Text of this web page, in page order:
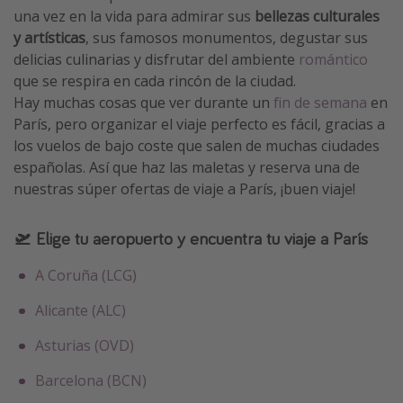
Harry Potter en Londres y otros destinos
Eventos deportivos
una vez en la vida para admirar sus bellezas culturales
y artísticas, sus famosos monumentos, degustar sus
delicias culinarias y disfrutar del ambiente romántico
que se respira en cada rincón de la ciudad.
Hay muchas cosas que ver durante un fin de semana en
París, pero organizar el viaje perfecto es fácil, gracias a
los vuelos de bajo coste que salen de muchas ciudades
españolas. Así que haz las maletas y reserva una de
nuestras súper ofertas de viaje a París, ¡buen viaje!
🛫 Elige tu aeropuerto y encuentra tu viaje a París
A Coruña (LCG)
Alicante (ALC)
Asturias (OVD)
Barcelona (BCN)